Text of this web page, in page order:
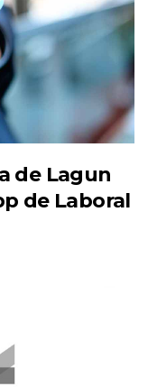
de Lagun
de Laboral